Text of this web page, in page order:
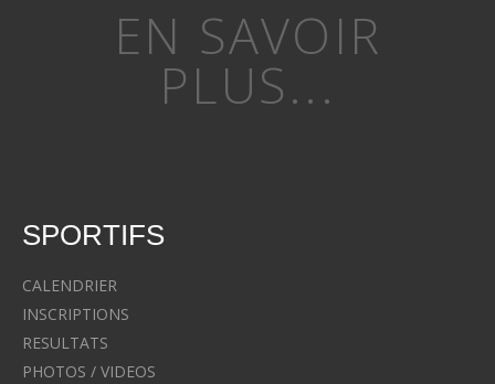
EN SAVOIR
PLUS...
SPORTIFS
CALENDRIER
INSCRIPTIONS
RESULTATS
PHOTOS / VIDEOS